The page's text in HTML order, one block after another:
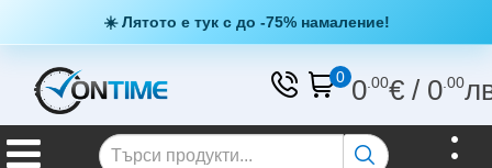
☀️ Лятото е тук с до -75% намаление!
0 0.00€/ 0.00